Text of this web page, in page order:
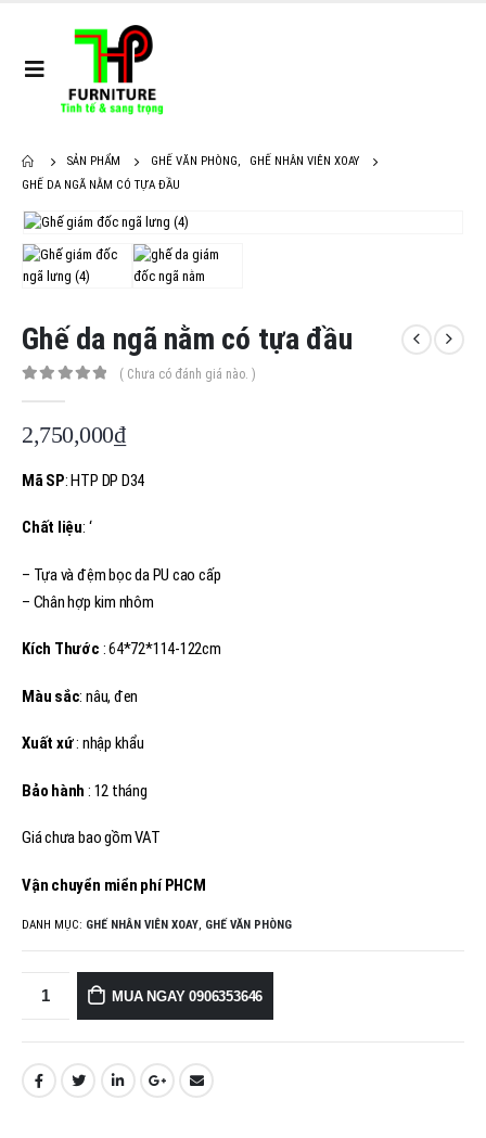
SẢN PHẨM GHẾ VĂN PHÒNG,
GHẾ NHÂN VIÊN XOAY
GHẾ DA NGÃ NẰM CÓ TỰA ĐẦU
Ghế da ngã nằm có tựa đầu
( Chưa có đánh giá nào. )
2,750,000₫
Mã SP: HTP DP D34
Chất liệu: ‘
– Tựa và đệm bọc da PU cao cấp
– Chân hợp kim nhôm
Kích Thước : 64*72*114-122cm
Màu sắc: nâu, đen
Xuất xứ: nhập khẩu
Bảo hành : 12 tháng
Giá chưa bao gồm VAT
Vận chuyển miển phí PHCM
DANH MỤC: GHẾ NHÂN VIÊN XOAY GHẾ VĂN PHÒNG
MUA NGAY 0906353646